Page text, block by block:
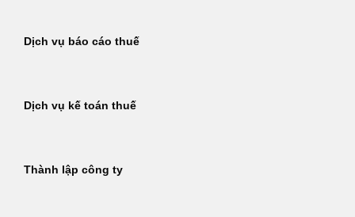
Dịch vụ báo cáo thuế
Dịch vụ kế toán thuế
Thành lập công ty